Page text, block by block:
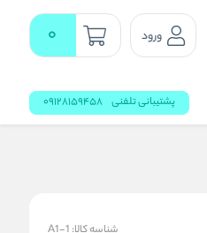
ورود 0
پشتیبانی تلفنی 09128159458